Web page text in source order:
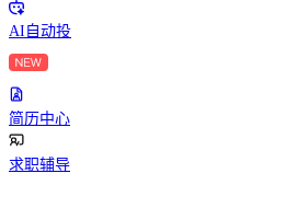
AI自动投
简历中心
求职辅导